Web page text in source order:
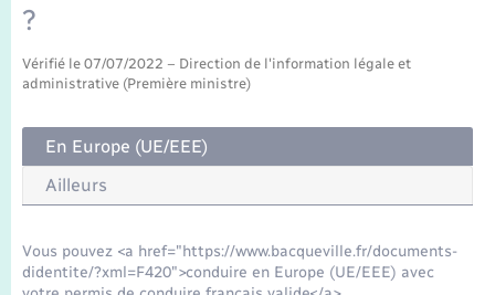
Transports
?
Vérifié le 07/07/2022 – Direction de l'information légale et
administrative (Première ministre)
En Europe (UE/EEE)
Ailleurs
Vous pouvez <a href="https://www.bacqueville.fr/documents-
didentite/?xml=F420">conduire en Europe (UE/EEE) avec